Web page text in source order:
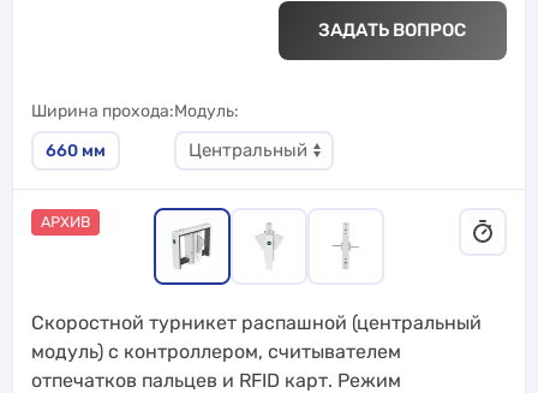
ЗАДАТЬ ВОПРОС
Ширина прохода
660 мм
Модуль
АРХИВ
Скоростной турникет распашной (центральный
модуль) с контроллером, считывателем
отпечатков пальцев и RFID карт. Режим